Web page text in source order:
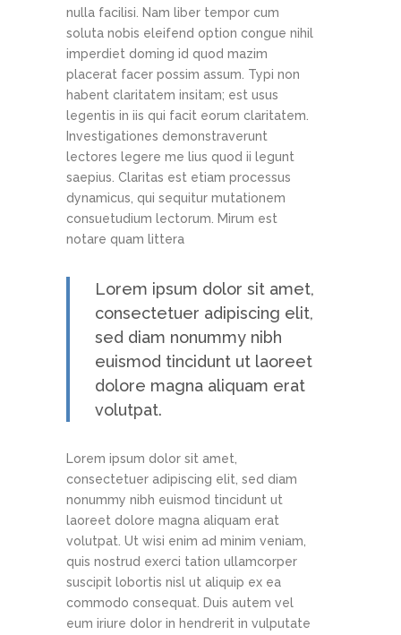
nulla facilisi. Nam liber tempor cum
soluta nobis eleifend option congue nihil
imperdiet doming id quod mazim
placerat facer possim assum. Typi non
habent claritatem insitam; est usus
legentis in iis qui facit eorum claritatem.
Investigationes demonstraverunt
lectores legere me lius quod ii legunt
saepius. Claritas est etiam processus
dynamicus, qui sequitur mutationem
consuetudium lectorum. Mirum est
notare quam littera
Lorem ipsum dolor sit amet,
consectetuer adipiscing elit,
sed diam nonummy nibh
euismod tincidunt ut laoreet
dolore magna aliquam erat
volutpat.
Lorem ipsum dolor sit amet,
consectetuer adipiscing elit, sed diam
nonummy nibh euismod tincidunt ut
laoreet dolore magna aliquam erat
volutpat. Ut wisi enim ad minim veniam,
quis nostrud exerci tation ullamcorper
suscipit lobortis nisl ut aliquip ex ea
commodo consequat. Duis autem vel
eum iriure dolor in hendrerit in vulputate